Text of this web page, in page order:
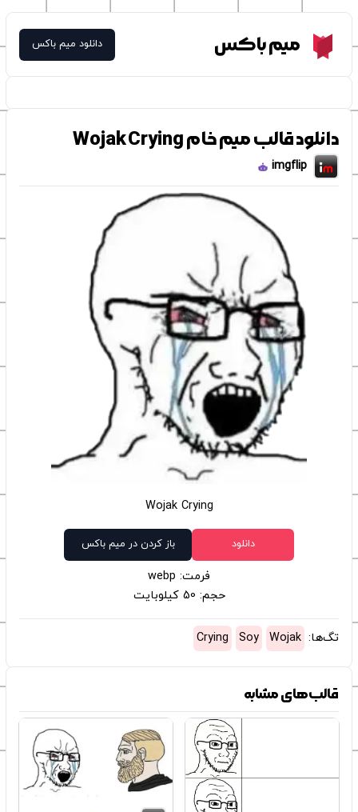
Meme Boxمیم باکس دانلود میم باکس
دانلود قالب میم خام Wojak Crying
imgflip
Wojak Crying
دانلود باز کردن در میم باکس
فرمت: webp
حجم: 50 کیلوبایت
تگ‌ها: Wojak
Soy
Crying
قالب‌های مشابه